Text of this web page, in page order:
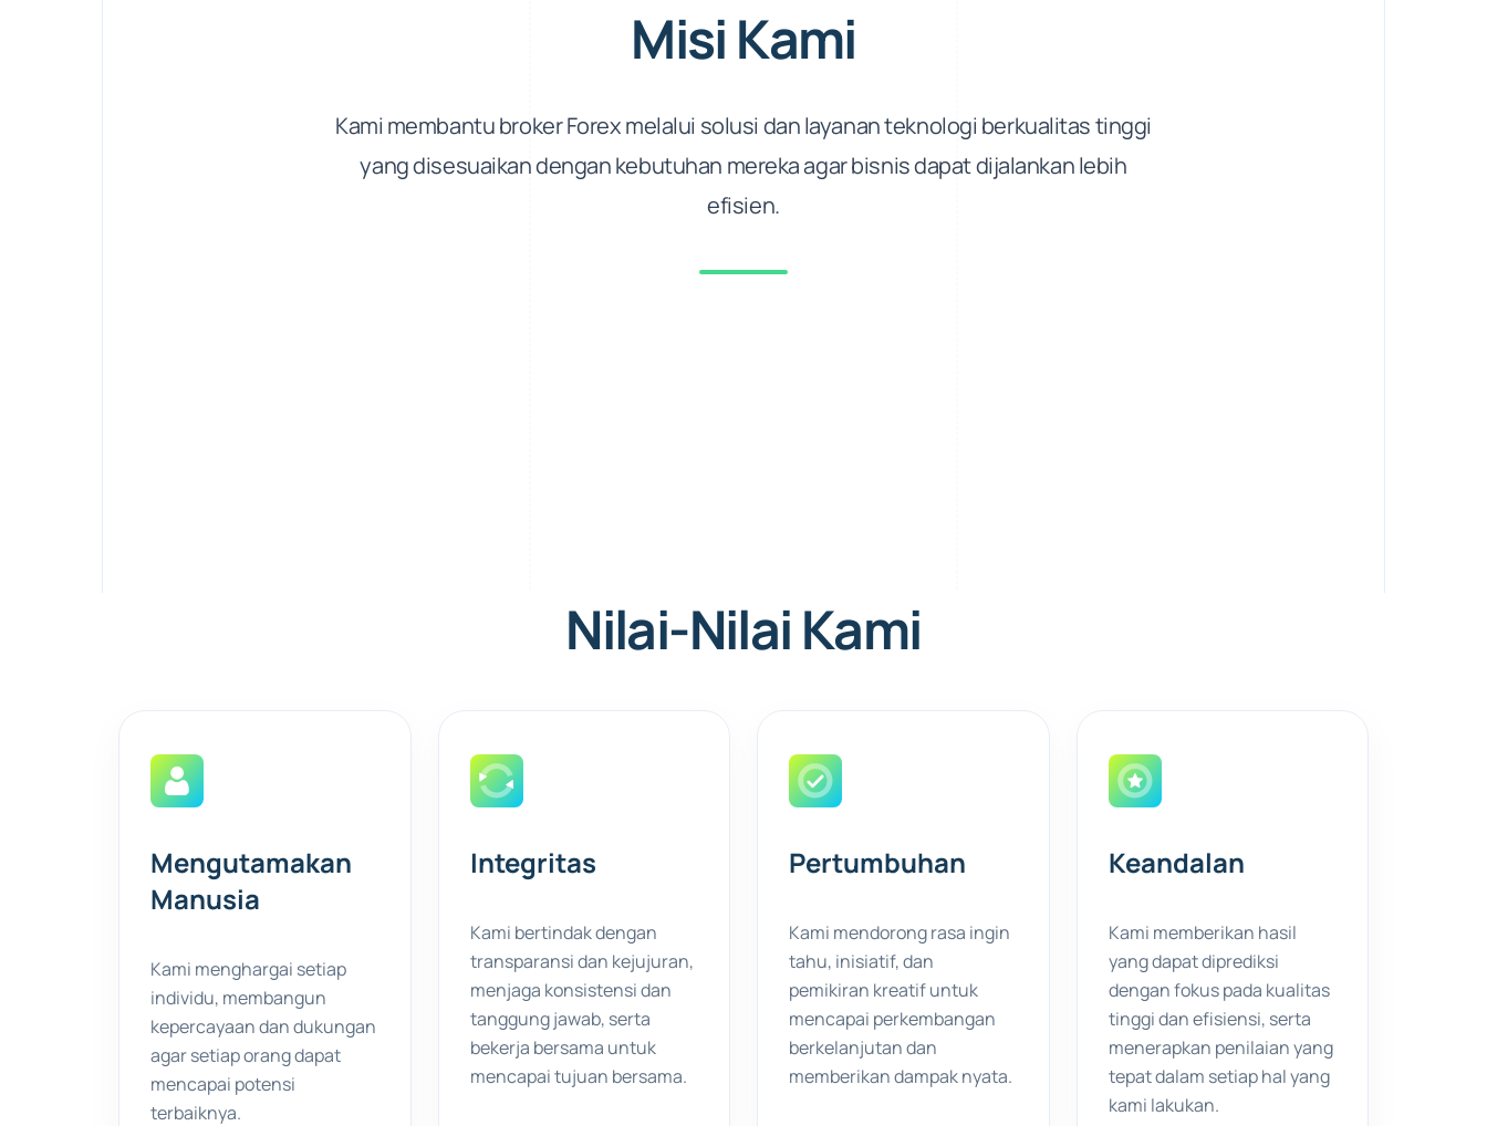
Misi Kami
Kami membantu broker Forex melalui solusi dan layanan teknologi berkualitas tinggi
yang disesuaikan dengan kebutuhan mereka agar bisnis dapat dijalankan lebih
efisien.
Nilai-Nilai Kami
Mengutamakan
Manusia
Kami menghargai setiap
individu, membangun
kepercayaan dan dukungan
agar setiap orang dapat
mencapai potensi
terbaiknya.
Integritas
Kami bertindak dengan
transparansi dan kejujuran,
menjaga konsistensi dan
tanggung jawab, serta
bekerja bersama untuk
mencapai tujuan bersama.
Pertumbuhan
Kami mendorong rasa ingin
tahu, inisiatif, dan
pemikiran kreatif untuk
mencapai perkembangan
berkelanjutan dan
memberikan dampak nyata.
Keandalan
Kami memberikan hasil
yang dapat diprediksi
dengan fokus pada kualitas
tinggi dan efisiensi, serta
menerapkan penilaian yang
tepat dalam setiap hal yang
kami lakukan.